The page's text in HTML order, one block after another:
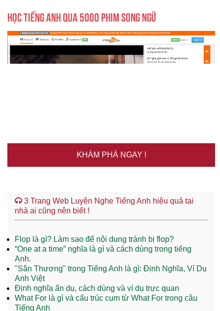
HỌC TIẾNG ANH QUA 5000 PHIM SONG NGỮ
KHÁM PHÁ NGAY !
3 Trang Web Luyện Nghe Tiếng Anh hiệu quả tại
nhà ai cũng nên biết !
Flop là gì? Làm sao để nội dung tránh bị flop?
“One at a time” nghĩa là gì và cách dùng trong tiếng
Anh.
"Sân Thượng" trong Tiếng Anh là gì: Định Nghĩa, Ví Dụ
Anh Việt
Định nghĩa ẩn dụ, cách dùng và ví dụ trực quan
What For là gì và cấu trúc cụm từ What For trong câu
Tiếng Anh